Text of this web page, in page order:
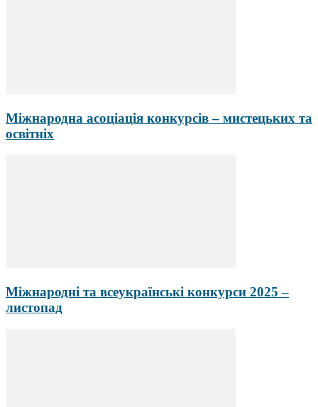
Міжнародна асоціація конкурсів – мистецьких та
освітніх
Міжнародні та всеукраїнські конкурси 2025 –
листопад